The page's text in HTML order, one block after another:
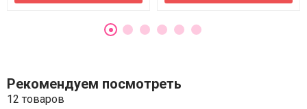
Рекомендуем посмотреть
12 товаров